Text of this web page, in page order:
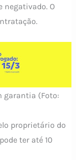
negativado. O
garantia (Foto:
proprietário do
ter até 10